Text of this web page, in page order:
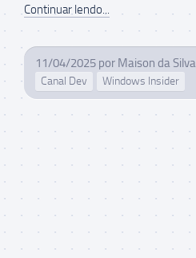
Continuar lendo...
11/04/2025 por Maison da Silva
Canal Dev Windows Insider